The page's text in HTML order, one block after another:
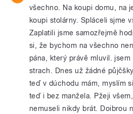
všechno. Na koupi domu, na
koupi stolárny. Spláceli sjme
Zaplatili jsme samozřejmě
si, že bychom na všechno
pána, který právě mluvil.
strach. Dnes už žádné
teď v dúchodu mám, myslím
teď i bez manžela. Pžeji
nemuseli nikdy brát. Doibrou